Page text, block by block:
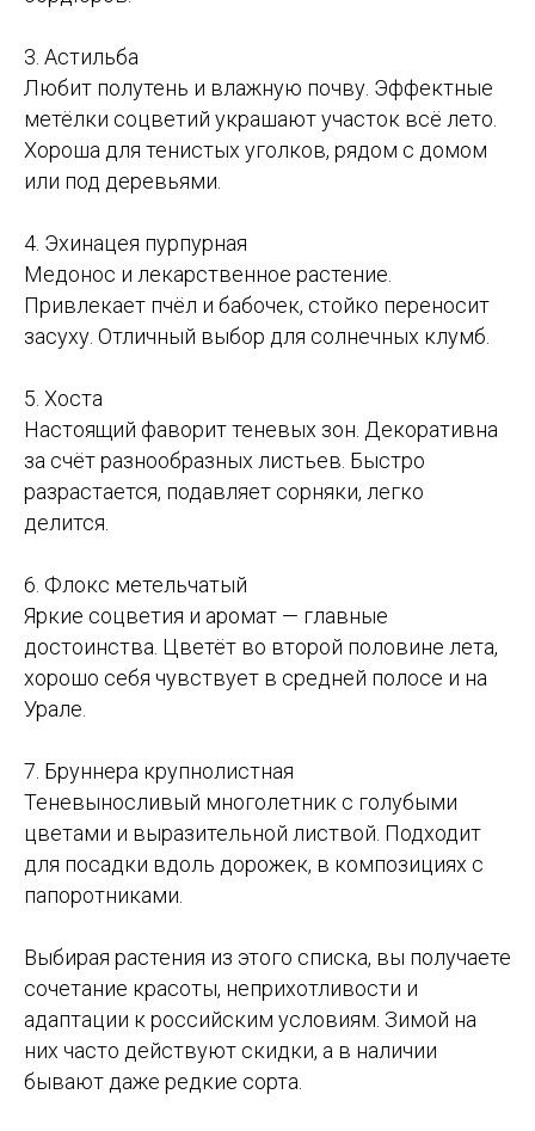
3. Астильба
Любит полутень и влажную почву. Эффектные
метёлки соцветий украшают участок всё лето.
Хороша для тенистых уголков, рядом с домом
или под деревьями.
4. Эхинацея пурпурная
Медонос и лекарственное растение.
Привлекает пчёл и бабочек, стойко переносит
засуху. Отличный выбор для солнечных клумб.
5. Хоста
Настоящий фаворит теневых зон. Декоративна
за счёт разнообразных листьев. Быстро
разрастается, подавляет сорняки, легко
делится.
6. Флокс метельчатый
Яркие соцветия и аромат — главные
достоинства. Цветёт во второй половине лета,
хорошо себя чувствует в средней полосе и на
Урале.
7. Бруннера крупнолистная
Теневыносливый многолетник с голубыми
цветами и выразительной листвой. Подходит
для посадки вдоль дорожек, в композициях с
папоротниками.
Выбирая растения из этого списка, вы получаете
сочетание красоты, неприхотливости и
адаптации к российским условиям. Зимой на
них часто действуют скидки, а в наличии
бывают даже редкие сорта.